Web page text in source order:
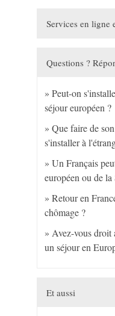
Services en ligne
Questions ?
Peut-on
séjour européen ?
Que faire de
s'installer à
Un Français
européen ou de la
Retour en
chômage ?
Avez-vous droit
un séjour en
Et aussi